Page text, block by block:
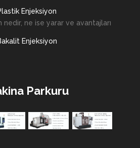
Enjeksiyon
nedir, ne ise yarar ve avantajları
Enjeksiyon
Parkuru